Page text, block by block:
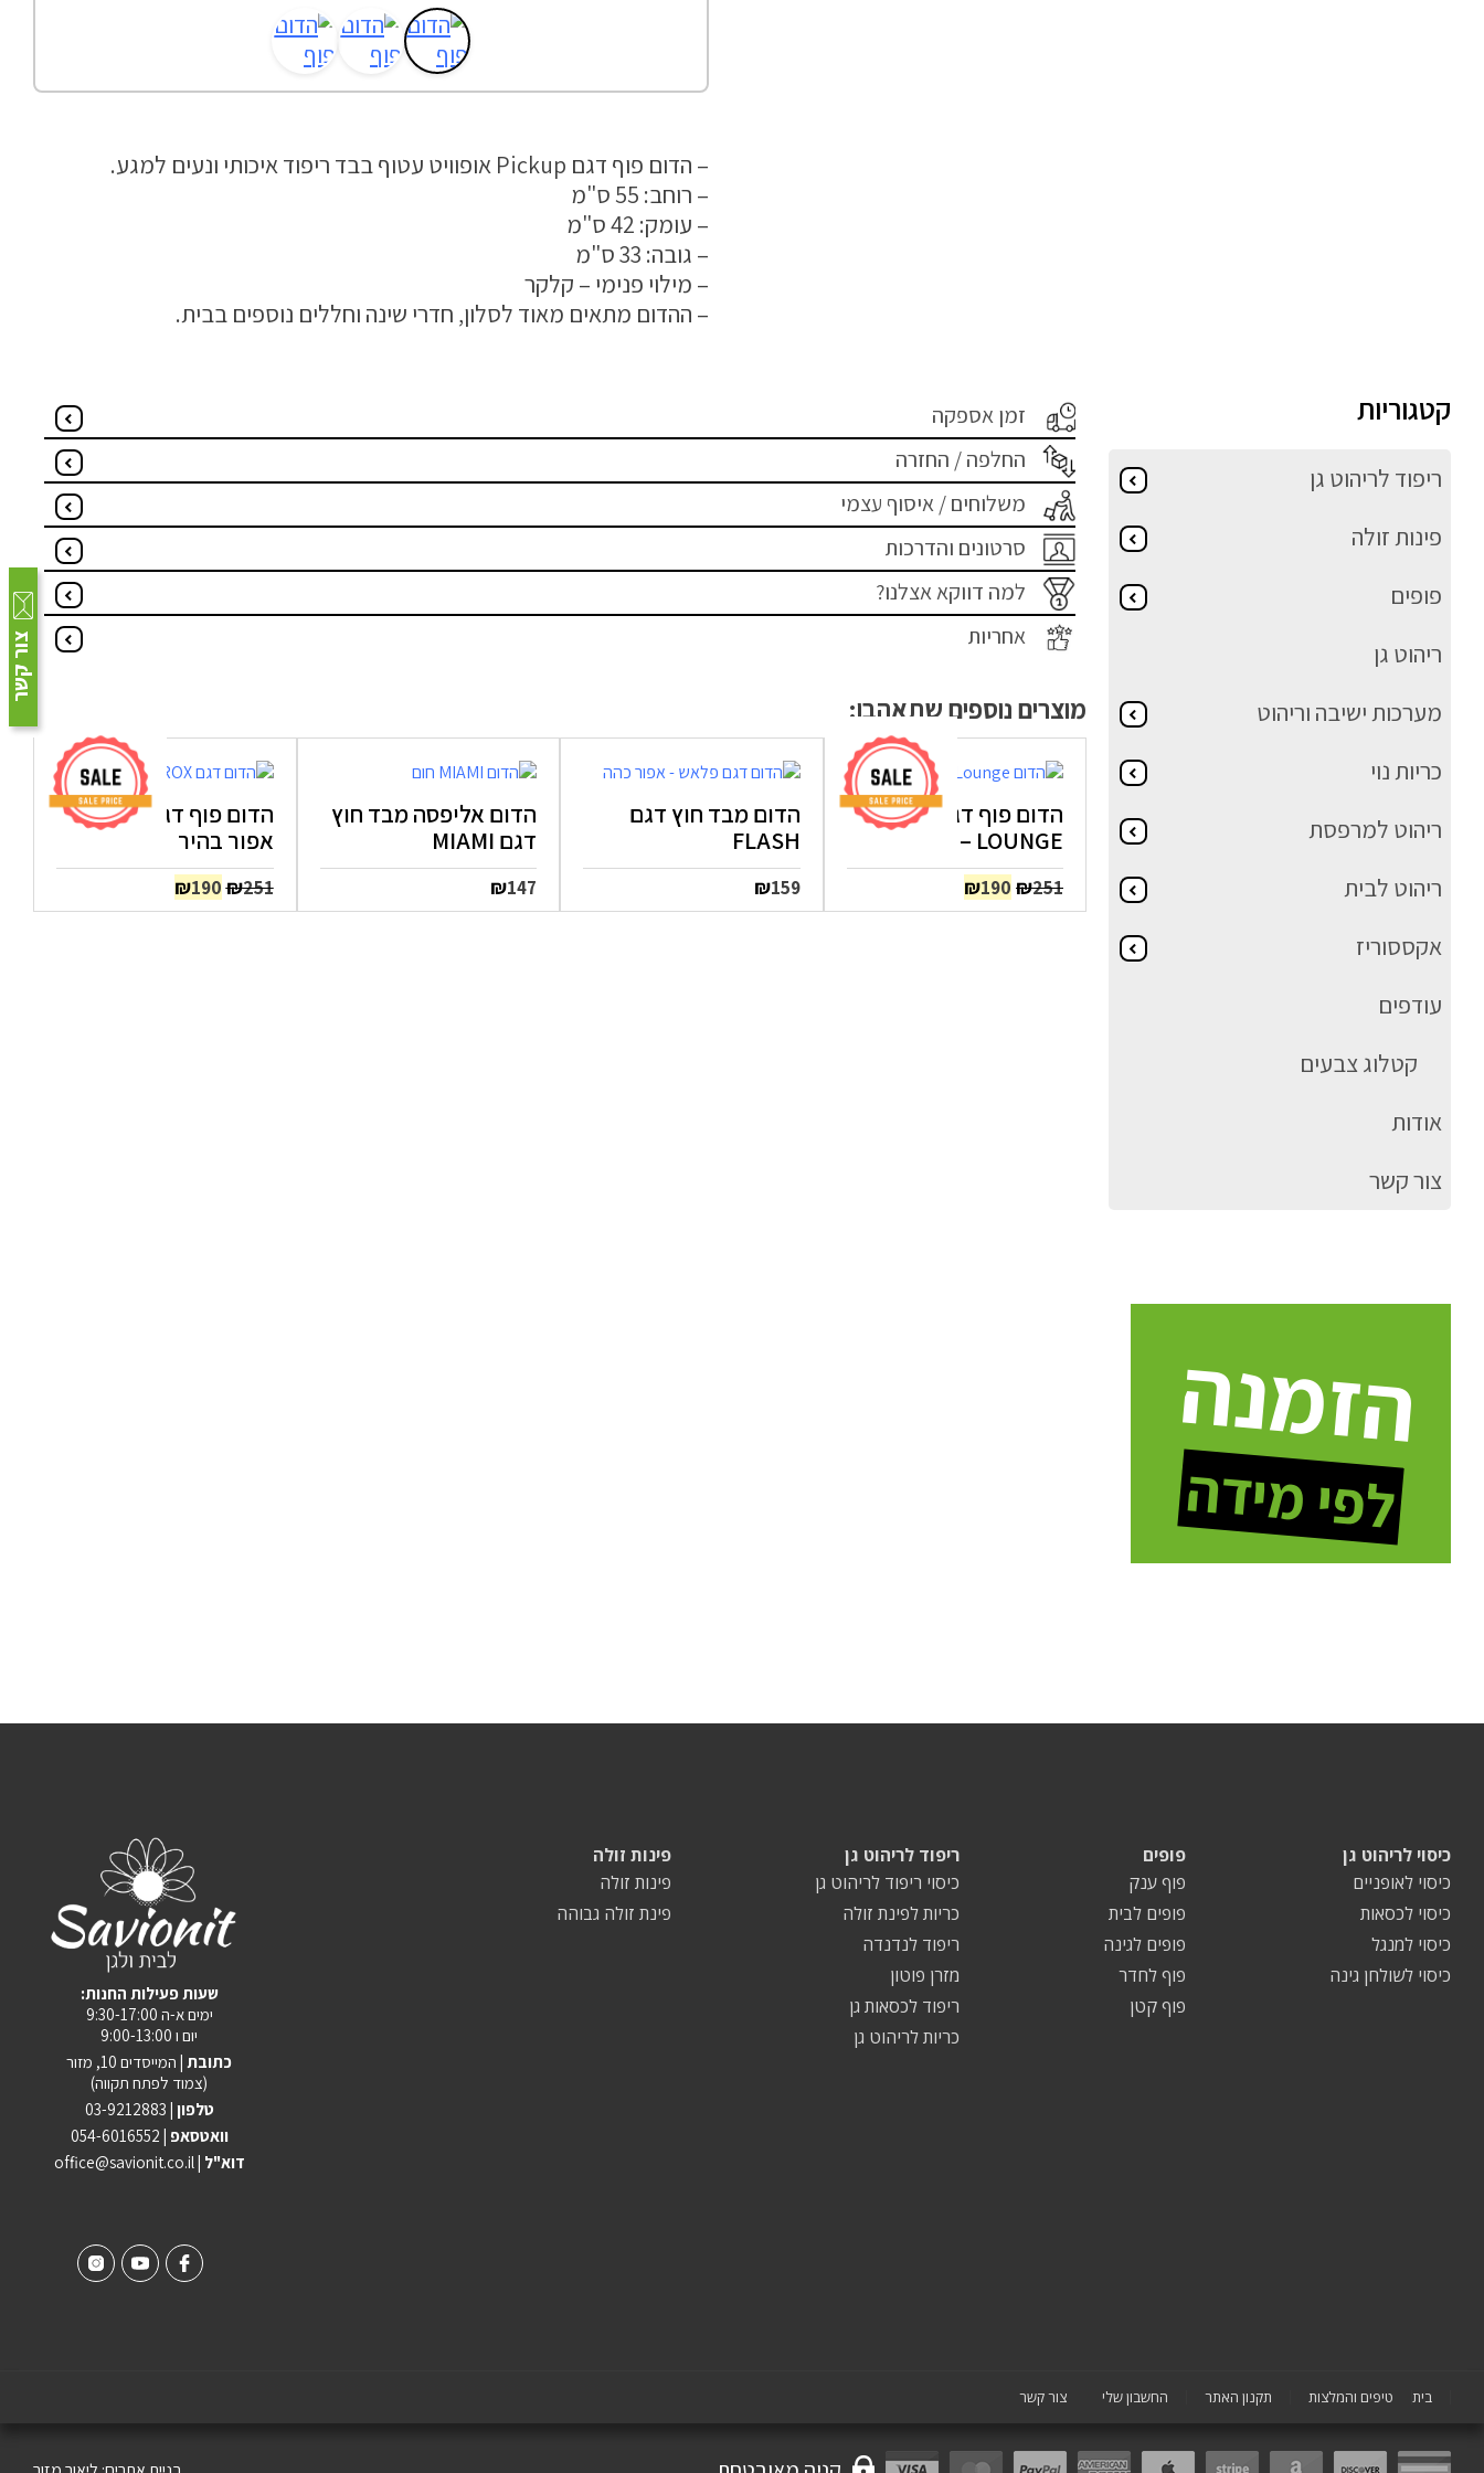
צור קשר
– הדום פוף דגם Pickup אופוויט עטוף בבד ריפוד איכותי ונעים למגע.
– רוחב: 55 ס"מ
– עומק: 42 ס"מ
– גובה: 33 ס"מ
– מילוי פנימי – קלקר
– ההדום מתאים מאוד לסלון, חדרי שינה וחללים נוספים בבית.
זמן אספקה
החלפה / החזרה
משלוחים / איסוף עצמי
סרטונים והדרכות
למה דווקא אצלנו?
אחריות
מוצרים נוספים שתאהבו:
הדום פוף דגם
LOUNGE – חום בהיר
₪251
המחיר
המקורי
₪190
הנוכחי
הדום מבד חוץ דגם
FLASH
₪159
הדום אליפסה מבד חוץ
דגם MIAMI
₪147
הדום פוף דגם ROX –
אפור בהיר
₪251
המחיר
המקורי
₪190
הנוכחי
קטגוריות
ריפוד לריהוט גן
פינות זולה
פופים
ריהוט גן
מערכות ישיבה וריהוט
כריות נוי
ריהוט למרפסת
ריהוט לבית
אקססוריז
עודפים
קטלוג צבעים
אודות
צור קשר
הזמנה
לפי מידה
:שעות פעילות החנות
ימים א-ה 9:30-17:00
יום ו 9:00-13:00
כתובת | המייסדים 10, מזור
(צמוד לפתח תקווה)
טלפון | 03-9212883
וואטסאפ | 054-6016552
office@savionit.co.il | דוא"ל
פינות זולה
פינות זולה
פינת זולה גבוהה
ריפוד לריהוט גן
כיסוי ריפוד לריהוט גן
כריות לפינת זולה
ריפוד לנדנדה
מזרן פוטון
ריפוד לכסאות גן
כריות לריהוט גן
פופים
פוף ענק
פופים לבית
פופים לגינה
פוף לחדר
פוף קטן
כיסוי לריהוט גן
כיסוי לאופניים
כיסוי לכסאות
כיסוי למנגל
כיסוי לשולחן גינה
בית טיפים והמלצות תקנון האתר החשבון שלי צור קשר